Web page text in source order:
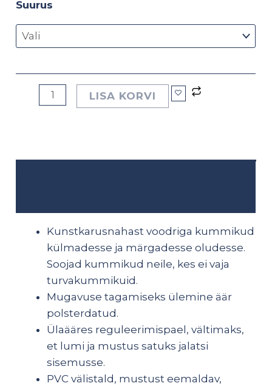
Suurus
LISA KORVI
Kunstkarusnahast voodriga kummikud
külmadesse ja märgadesse oludesse.
Soojad kummikud neile, kes ei vaja
turvakummikuid.
Mugavuse tagamiseks ülemine äär
polsterdatud.
Ülaääres reguleerimispael, vältimaks,
et lumi ja mustus satuks jalatsi
sisemusse.
PVC välistald, mustust eemaldav,